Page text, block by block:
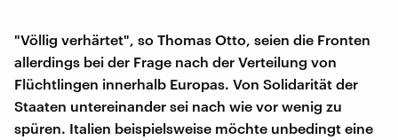
"Völlig verhärtet", so Thomas Otto, seien die Fronten
allerdings bei der Frage nach der Verteilung von
Flüchtlingen innerhalb Europas. Von Solidarität der
Staaten untereinander sei nach wie vor wenig zu
spüren. Italien beispielsweise möchte unbedingt eine